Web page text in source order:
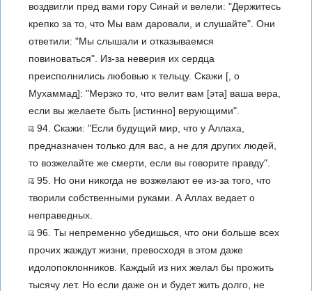
воздвигли пред вами гору Синай и велели: "Держитесь
крепко за то, что Мы вам даровали, и слушайте". Они
ответили: "Мы слышали и отказываемся
повиноваться". Из-за неверия их сердца
преисполнились любовью к тельцу. Скажи [, о
Мухаммад]: "Мерзко то, что велит вам [эта] ваша вера,
если вы желаете быть [истинно] верующими".
94. Скажи: "Если будущий мир, что у Аллаха,
предназначен только для вас, а не для других людей,
то возжелайте же смерти, если вы говорите правду".
95. Но они никогда не возжелают ее из-за того, что
творили собственными руками. А Аллах ведает о
неправедных.
96. Ты непременно убедишься, что они больше всех
прочих жаждут жизни, превосходя в этом даже
идолопоклонников. Каждый из них желал бы прожить
тысячу лет. Но если даже он и будет жить долго, не